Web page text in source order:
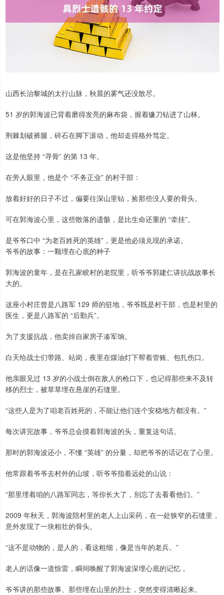
山西长治黎城的太行山脉，秋晨的雾气还没散尽。
51 岁的郭海波已背着磨得发亮的麻布袋，握着镰刀钻进了山林。
荆棘划破裤腿，碎石在脚下滚动，他却走得格外笃定。
这是他坚持 “寻骨” 的第 13 年。
在旁人眼里，他是个 “不务正业” 的村干部：
放着好好的日子不过，偏要往深山里钻，捡那些没人要的骨头。
可在郭海波心里，这些散落的遗骸，是比生命还重的 “牵挂”。
是爷爷口中 “为老百姓死的英雄”，更是他必须兑现的承诺。
爷爷的故事：一颗埋在心底的种子
郭海波的童年，是在孔家峧村的老院里，听爷爷郭建仁讲抗战故事长
大的。
这座小村庄曾是八路军 129 师的驻地，爷爷既是村干部，也是村里的
医生，更是八路军的 “后勤兵”。
为了支援抗战，他卖掉自家房子凑军饷。
白天给战士们带路、站岗，夜里在煤油灯下帮着管账、包扎伤口。
他亲眼见过 13 岁的小战士倒在敌人的枪口下，也记得那些来不及转
移的烈士，被草草埋在悬崖的石缝里。
“这些人是为了咱老百姓死的，不能让他们连个安稳地方都没有。”
每次讲完故事，爷爷总会摸着郭海波的头，重复这句话。
那时的郭海波还小，不懂 “英雄” 的分量，却把爷爷的话记在了心里。
他常跟着爷爷去村外的山坡，听爷爷指着远处的山说：
“那里埋着咱的八路军同志，等你长大了，别忘了去看看他们。”
2009 年秋天，郭海波陪村里的老人上山采药，在一处狭窄的石缝里，
意外发现了一块粗壮的骨头。
“这不是动物的，是人的，看这粗细，像是当年的老兵。”
老人的话像一道惊雷，瞬间唤醒了郭海波深埋心底的记忆 。
爷爷讲的那些故事、那些埋在山里的烈士，突然变得清晰起来。